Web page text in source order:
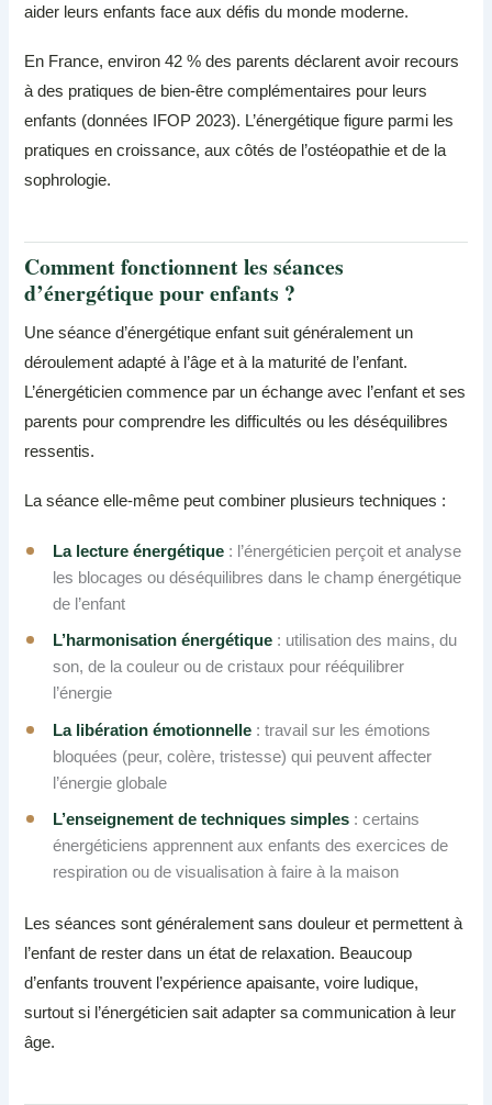
aider leurs enfants face aux défis du monde moderne.
En France, environ 42 % des parents déclarent avoir recours
à des pratiques de bien-être complémentaires pour leurs
enfants (données IFOP 2023). L’énergétique figure parmi les
pratiques en croissance, aux côtés de l’ostéopathie et de la
sophrologie.
Comment fonctionnent les séances
d’énergétique pour enfants ?
Une séance d’énergétique enfant suit généralement un
déroulement adapté à l’âge et à la maturité de l’enfant.
L’énergéticien commence par un échange avec l’enfant et ses
parents pour comprendre les difficultés ou les déséquilibres
ressentis.
La séance elle-même peut combiner plusieurs techniques :
La lecture énergétique : l’énergéticien perçoit et analyse
les blocages ou déséquilibres dans le champ énergétique
de l’enfant
L’harmonisation énergétique : utilisation des mains, du
son, de la couleur ou de cristaux pour rééquilibrer
l’énergie
La libération émotionnelle : travail sur les émotions
bloquées (peur, colère, tristesse) qui peuvent affecter
l’énergie globale
L’enseignement de techniques simples : certains
énergéticiens apprennent aux enfants des exercices de
respiration ou de visualisation à faire à la maison
Les séances sont généralement sans douleur et permettent à
l’enfant de rester dans un état de relaxation. Beaucoup
d’enfants trouvent l’expérience apaisante, voire ludique,
surtout si l’énergéticien sait adapter sa communication à leur
âge.